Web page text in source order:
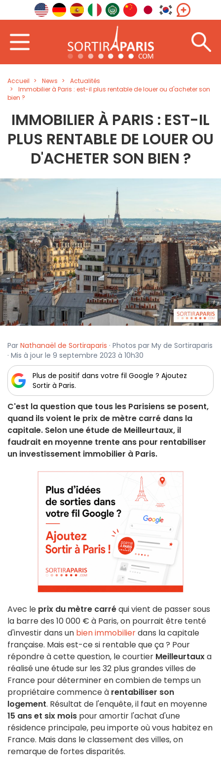
Accueil News
Actualités
Immobilier à Paris : est-il plus rentable de louer ou d'acheter son
bien ?
IMMOBILIER À PARIS : EST-IL
PLUS RENTABLE DE LOUER OU
D'ACHETER SON BIEN ?
Par Nathanaël de Sortiraparis · Photos par My de Sortiraparis
· Mis à jour le 9 septembre 2023 à 10h30
Plus de positif dans votre fil Google ? Ajoutez
Sortir à Paris.
C'est la question que tous les Parisiens se posent,
quand ils voient le prix de mètre carré dans la
capitale. Selon une étude de Meilleurtaux, il
faudrait en moyenne trente ans pour rentabiliser
un investissement immobilier à Paris.
Avec le prix du mètre carréqui vient de passer sous
la barre des 10 000 € à Paris, on pourrait être tenté
d'investir dans un bien immobilierdans la capitale
française. Mais est-ce si rentable que ça ? Pour
répondre à cette question, le courtier Meilleurtauxa
réalisé une étude sur les 32 plus grandes villes de
France pour déterminer en combien de temps un
propriétaire commence à rentabiliser son
logement. Résultat de l'enquête, il faut en moyenne
15 ans et six mois pour amortir l'achat d'une
résidence principale, peu importe où vous habitez en
France. Mais dans le classement des villes, on
remarque de fortes disparités.